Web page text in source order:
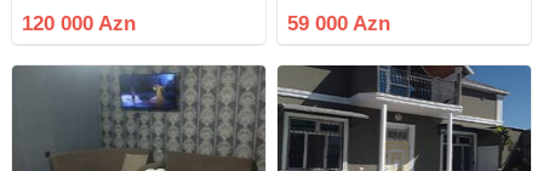
satılır. Həyətdə 2 ayrı ev
mövcuddur. Bütün kommunal
Ev 89 nömrəli
120 000 Azn
var maraqlanan yazsın, 2nomre
qeyd etmişəm zəng vursun
müraciət edə
59 000 Azn